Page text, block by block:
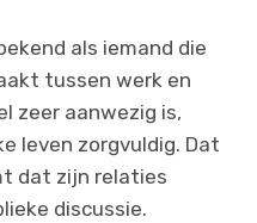
als iemand die
tussen werk en
zeer aanwezig is,
leven zorgvuldig. Dat
dat zijn relaties
discussie.